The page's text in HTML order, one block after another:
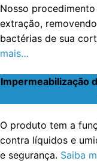
Nosso
extração,
bactérias de sua
mais…
Impermeabilização
O produto tem a
contra líquidos e
e segurança. Saiba